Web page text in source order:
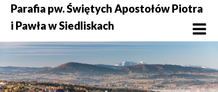
Skip
content
Parafia pw. Świętych Apostołów Piotra
i Pawła w Siedliskach